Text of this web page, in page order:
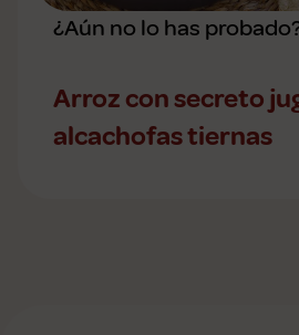
¿Aún no lo has
Arroz con secreto
alcachofas tiernas